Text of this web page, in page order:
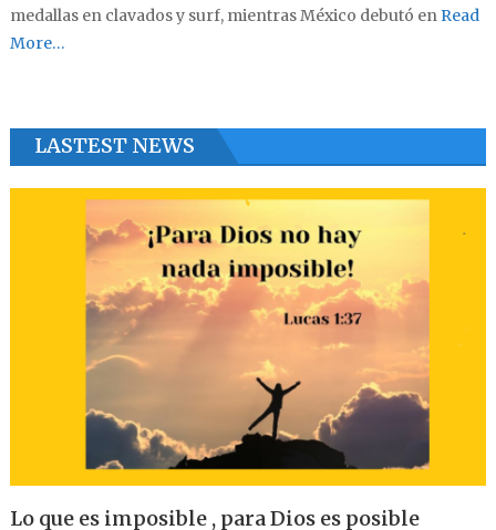
medallas en clavados y surf, mientras México debutó enRead
More…
LASTEST NEWS
Lo que es imposible , para Dios es posible